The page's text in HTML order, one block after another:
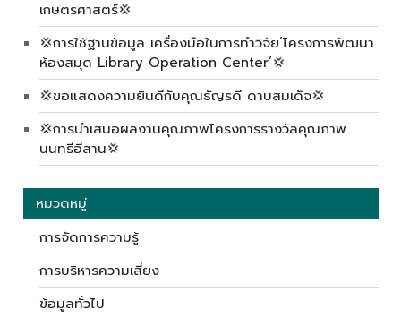
เกษตรศาสตร์💢
💢การใช้ฐานข้อมูล เครื่องมือในการทำวิจัย’โครงการพัฒนา
ห้องสมุด Library Operation Center’💢
💢ขอแสดงความยินดีกับคุณธัญรดี ดาบสมเด็จ💢
💢การนำเสนอผลงานคุณภาพโครงการรางวัลคุณภาพ
นนทรีอีสาน💢
หมวดหมู่
การจัดการความรู้
การบริหารความเสี่ยง
ข้อมูลทั่วไป